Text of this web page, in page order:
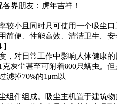
界朋友：虎年吉祥！
较小且同时只可使用一个吸尘
简便、性能高效、清洁卫生、
]
，对日常工作中影响人体健康
灰尘甚至可附着800只螨虫。
滤掉70%的1μm以
组件组成。吸尘主机置于建筑